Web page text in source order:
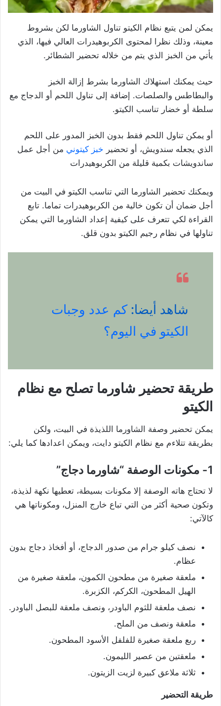
يمكن لمن يتبع نظام الكيتو تناول الشاورما لكن بشروط
معينة، وذلك نظرا لمحتوى الكربوهيدرات العالي فيها، الذي
يأتي من الخبز الذي يتم من خلاله تحضير الشطائر.
حيث يمكنك استهلاك الشاورما بشرط إزالة الخبز
والبطاطس والصلصات. إضافة إلى تناول اللحم أو الدجاج مع
سلطة أو خضار تناسب الكيتو.
أو يمكن تناول اللحم فقط بدون الخبز المدور على اللحم
الذي يجعله سندويش، أو تحضير خبز كيتوني من أجل عمل
ساندويشات بكمية قليلة من الكربوهيدرات
ويمكنك تحضير الشاورما التي تناسب الكيتو في البيت من
أجل ضمان أن تكون خالية من الكربوهيدرات تماما. تابع
القراءة لكي تتعرف على كيفية إعداد الشاورما التي يمكن
تناولها في نظام رجيم الكيتو بدون قلق.
شاهد أيضا:كم عدد وجبات
الكيتو في اليوم؟
طريقة تحضير شاورما تصلح مع نظام
الكيتو
يمكن تحضير وصفة الشاورما اللذيذة في البيت، ولكن
بطريقة تتلاءم مع نظام الكيتو دايت، ويمكن اعدادها كما يلي:
1- مكونات الوصفة “شاورما دجاج”
لا تحتاج هاته الوصفة إلا مكونات بسيطة، تعطيها نكهة لذيذة،
وتكون صحية أكثر من التي تباع خارج المنزل، ومكوناتها هي
كالآتي:
نصف كيلو جرام من صدور الدجاج، أو أفخاذ دجاج بدون
عظام.
ملعقة صغيرة من مطحون الكمون، ملعقة صغيرة من
الهيل المطحون، الكركم، الكزبرة.
نصف ملعقة للثوم الباودر، ونصف ملعقة للبصل الباودر.
ملعقة ونصف من الملح.
ربع ملعقة صغيرة للفلفل الأسود المطحون.
ملعقتين من عصير الليمون.
ثلاثة ملاعق كبيرة لزيت الزيتون.
طريقة التحضير